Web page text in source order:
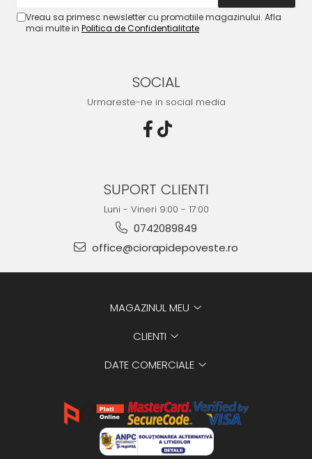
Vreau sa primesc newsletter cu promotiile magazinului. Afla
mai multe in Politica de Confidentialitate
SOCIAL
Urmareste-ne in social media
SUPORT CLIENTI
Luni - Vineri 9:00 - 17:00
0742089849
office@ciorapidepoveste.ro
MAGAZINUL MEU
CLIENTI
DATE COMERCIALE